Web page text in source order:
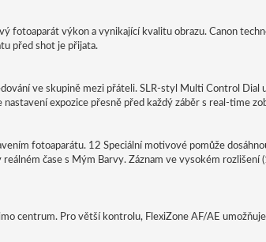
fotoaparát výkon a vynikající kvalitu obrazu. Canon
před shot je přijata.
ve skupině mezi přáteli. SLR-styl Multi Control Dial
expozice přesně před každý záběr s real-time
fotoaparátu. 12 Speciální motivové pomůže
čase s Mým Barvy. Záznam ve vysokém rozlišení
centrum. Pro větší kontrolu, FlexiZone AF/AE